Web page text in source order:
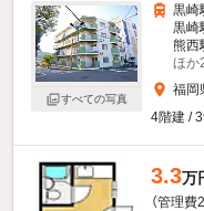
すべての写真
黒崎
黒崎
熊西
ほか
福岡
4階建 /
3.3万
（管理費